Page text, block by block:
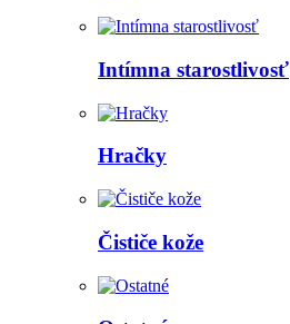
Intímna starostlivosť
Hračky
Čističe kože